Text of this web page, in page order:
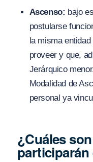
Ascenso: bajo
postularse
la misma
proveer y que,
Jerárquico
Modalidad de
personal ya
¿Cuáles